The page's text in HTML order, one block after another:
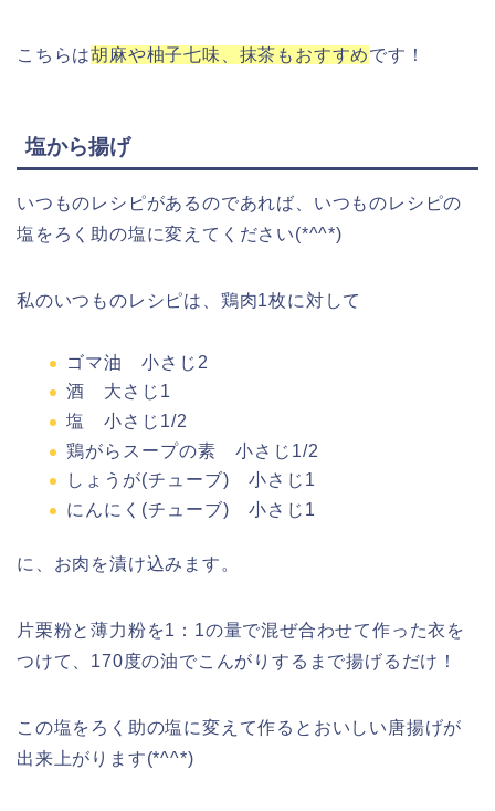
こちらは胡麻や柚子七味、抹茶もおすすめです！
塩から揚げ
いつものレシピがあるのであれば、いつものレシピの
塩をろく助の塩に変えてください(*^^*)
私のいつものレシピは、鶏肉1枚に対して
ゴマ油 小さじ2
酒 大さじ1
塩 小さじ1/2
鶏がらスープの素 小さじ1/2
しょうが(チューブ) 小さじ1
にんにく(チューブ) 小さじ1
に、お肉を漬け込みます。
片栗粉と薄力粉を1：1の量で混ぜ合わせて作った衣を
つけて、170度の油でこんがりするまで揚げるだけ！
この塩をろく助の塩に変えて作るとおいしい唐揚げが
出来上がります(*^^*)